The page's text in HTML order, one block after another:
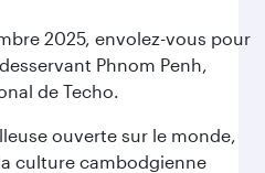
2025, envolez-vous pour
Phnom Penh,
de Techo.
ouverte sur le monde,
culture cambodgienne